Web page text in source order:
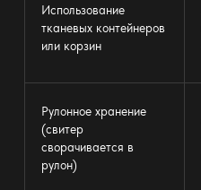
Использование
тканевых контейнеров
или корзин
Рулонное хранение
(свитер
сворачивается в
рулон)